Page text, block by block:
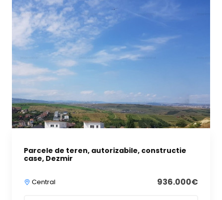
Parcele de teren, autorizabile, constructie
case, Dezmir
Central 936.000€